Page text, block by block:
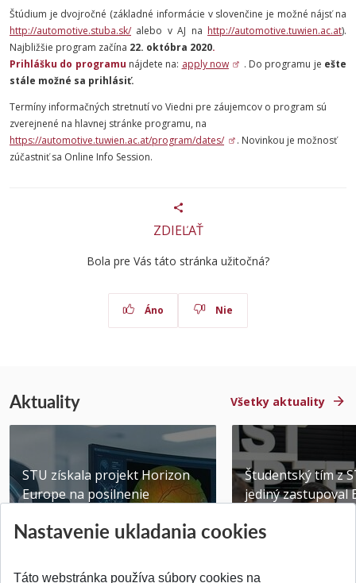
Štúdium je dvojročné (základné informácie v slovenčine je možné nájsť na
http://automotive.stuba.sk/ alebo v AJ na http://automotive.tuwien.ac.at).
Najbližšie program začína 22. októbra 2020.
Prihlášku do programu nájdete na: apply now . Do programu je ešte
stále možné sa prihlásiť.
Termíny informačných stretnutí vo Viedni pre záujemcov o program sú
zverejnené na hlavnej stránke programu, na
https://automotive.tuwien.ac.at/program/dates/
. Novinkou je možnosť
zúčastniť sa Online Info Session.
ZDIEĽAŤ
Bola pre Vás táto stránka užitočná?
Áno Nie
Aktuality Všetky aktuality
STU získala projekt Horizon
Europe na posilnenie
Publikované 31.07.2026
Študentský tím z
jediný zastupoval
Publikované
Nastavenie ukladania cookies
Táto webstránka používa súbory cookies na